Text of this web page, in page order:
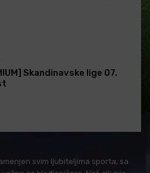
Skandinavske lige 07.
svim ljubiteljima sporta, sa